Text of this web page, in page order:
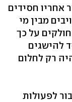
אחריו חסידים
מבין מי
על כך
להישגים
רק לחלום
לפעולות